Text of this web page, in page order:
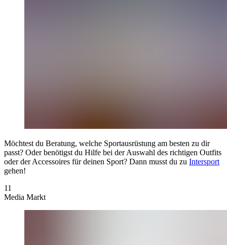
Möchtest du Beratung, welche Sportausrüstung am besten zu dir
passt? Oder benötigst du Hilfe bei der Auswahl des richtigen Outfits
oder der Accessoires für deinen Sport? Dann musst du zu Intersport
gehen!
11
Media Markt